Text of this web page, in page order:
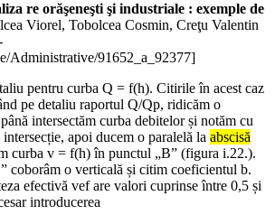
re orăşeneşti şi industriale : exemple de
Viorel, Tobolcea Cosmin, Creţu Valentin
Administrative/91652_a_92377]
pentru curba Q = f(h). Citirile în acest caz
pe detaliu raportul Q/Qp, ridicăm o
intersectăm curba debitelor și notăm cu
apoi ducem o paralelă la abscisă
curba v = f(h) în punctul „B” (figura i.22.).
coborâm o verticală și citim coeficientul b.
efectivă vef are valori cuprinse între 0,5 și
introducerea